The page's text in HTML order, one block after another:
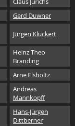
Gerd Duwner
Jürgen Kluckert
Heinz Theo
Branding
Arne Elsholtz
Andreas
Mannkopff
Hans-Jürgen
Dittberner